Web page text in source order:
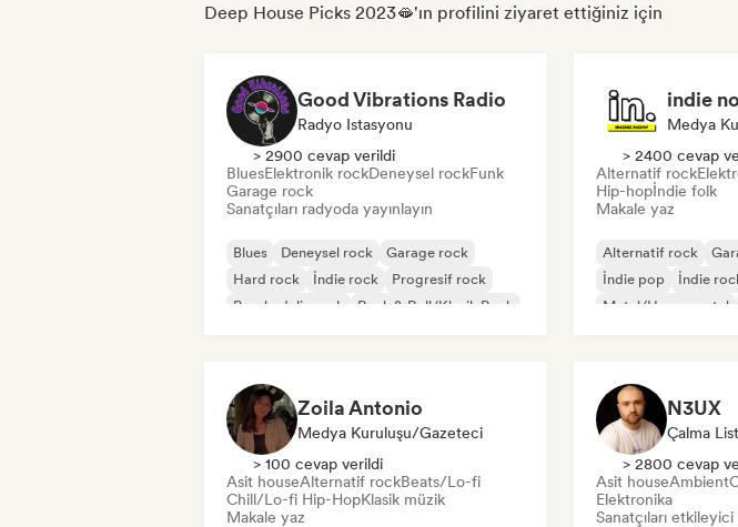
Deep House Picks 2023🫦'ın profilini ziyaret ettiğiniz için
Good Vibrations Radio
Radyo Istasyonu
> 2900 cevap verildi
BluesElektronik rockDeneysel rockFunk
Garage rock
Sanatçıları radyoda yayınlayın
Blues Deneysel rock
Garage rock
Hard rock
İndie rock
Progresif rock
Psychedelic rock
Rock & Roll/Klasik Rock
indie
Medya
> 2400 cevap
Alternatif rock
Hip-hopİndie folk
Makale yaz
Alternatif rock
İndie pop
İndie
Metal/Heavy metal
Zoila Antonio
Medya Kuruluşu/Gazeteci
> 100 cevap verildi
Asit houseAlternatif rockBeats/Lo-fi
Chill/Lo-fi Hip-HopKlasik müzik
Makale yaz
N3UX
Çalma
> 2800 cevap
Asit houseAmbient
Elektronika
Sanatçıları